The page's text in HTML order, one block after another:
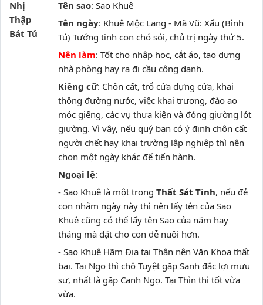
Nhị
Thập
Bát Tú
Tên sao: Sao Khuê
Tên ngày: Khuê Mộc Lang - Mã Vũ: Xấu (Bình
Tú) Tướng tinh con chó sói, chủ trị ngày thứ 5.
Nên làm: Tốt cho nhập học, cắt áo, tạo dựng
nhà phòng hay ra đi cầu công danh.
Kiêng cữ: Chôn cất, trổ cửa dựng cửa, khai
thông đường nước, việc khai trương, đào ao
móc giếng, các vụ thưa kiện và đóng giường lót
giường. Vì vậy, nếu quý bạn có ý định chôn cất
người chết hay khai trường lập nghiệp thì nên
chọn một ngày khác để tiến hành.
Ngoại lệ:
- Sao Khuê là một trong Thất Sát Tinh, nếu đẻ
con nhằm ngày này thì nên lấy tên của Sao
Khuê cũng có thể lấy tên Sao của năm hay
tháng mà đặt cho con dễ nuôi hơn.
- Sao Khuê Hãm Địa tại Thân nên Văn Khoa thất
bại. Tại Ngọ thì chỗ Tuyệt gặp Sanh đắc lợi mưu
sự, nhất là gặp Canh Ngọ. Tại Thìn thì tốt vừa
vừa.